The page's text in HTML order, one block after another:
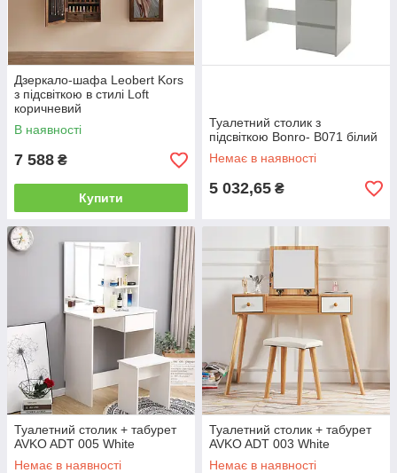
Дзеркало-шафа Leobert Kors
з підсвіткою в стилі Loft
коричневий
В наявності
7 588 ₴
Купити
Туалетний столик з
підсвіткою Bonro- B071 білий
Немає в наявності
5 032,65 ₴
Туалетний столик + табурет
AVKO ADT 005 White
Немає в наявності
Туалетний столик + табурет
AVKO ADT 003 White
Немає в наявності